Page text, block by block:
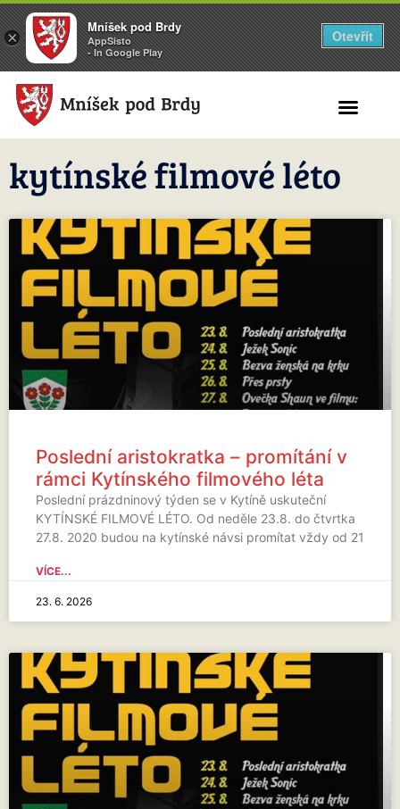
kytínské filmové léto
Poslední aristokratka – promítání v
rámci Kytínského filmového léta
Poslední prázdninový týden se v Kytíně uskuteční
KYTÍNSKÉ FILMOVÉ LÉTO. Od neděle 23.8. do čtvrtka
27.8. 2020 budou na kytínské návsi promítat vždy od 21
VÍCE...
23. 6. 2026
×
Mníšek pod Brdy
AppSisto
- In Google Play
Otevřít